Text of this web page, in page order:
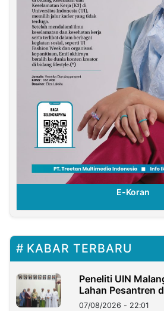
E-Koran
KABAR TERBARU
Peneliti UIN
Lahan Pesantren
07/08/2026 - 22:01